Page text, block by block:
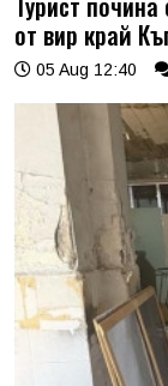
от вир край
05 Aug 12:40